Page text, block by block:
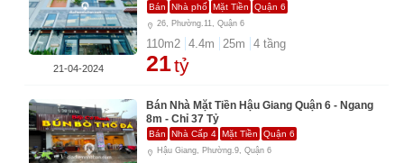
Bán Nhà phố Mặt Tiền Quận 6
26, Phường.11, Quận 6
110m2 4.4m 25m 4 tầng
21tỷ
21-04-2024
Bán Nhà Mặt Tiền Hậu Giang Quận 6 - Ngang
8m - Chỉ 37 Tỷ
Bán Nhà Cấp 4 Mặt Tiền Quận 6
Hậu Giang, Phường.9, Quận 6